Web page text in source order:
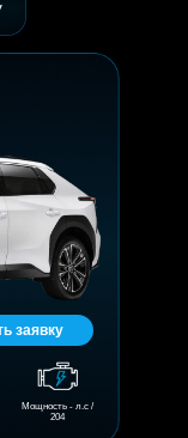
Мощность - л.с /
204
заявку